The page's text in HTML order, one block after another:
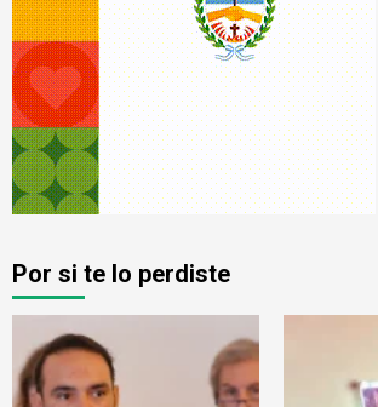
Por si te lo perdiste